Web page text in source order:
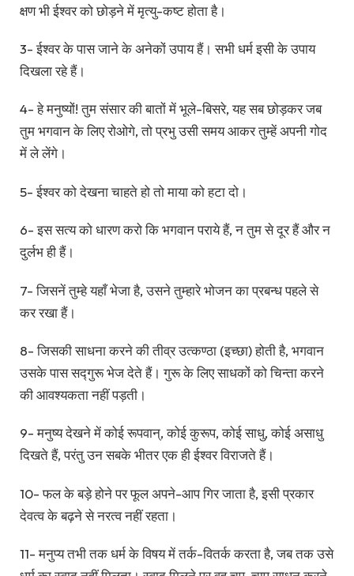
क्षण भी ईश्वर को छोड़ने में मृत्यु-कष्ट होता है।
3- ईश्वर के पास जाने के अनेकों उपाय हैं। सभी धर्म इसी के उपाय
दिखला रहे हैं।
4- हे मनुष्यों! तुम संसार की बातों में भूले-बिसरे, यह सब छोड़कर जब
तुम भगवान के लिए रोओगे, तो प्रभु उसी समय आकर तुम्हें अपनी गोद
में ले लेंगे।
5- ईश्वर को देखना चाहते हो तो माया को हटा दो।
6- इस सत्य को धारण करो कि भगवान पराये हैं, न तुम से दूर हैं और न
दुर्लभ ही हैं।
7- जिसनें तुम्हे यहाँ भेजा है, उसने तुम्हारे भोजन का प्रबन्ध पहले से
कर रखा हैं।
8- जिसकी साधना करने की तीव्र उत्कण्ठा (इच्छा) होती है, भगवान
उसके पास सद्गुरू भेज देते हैं। गुरू के लिए साधकों को चिन्ता करने
की आवश्यकता नहीं पड़ती।
9- मनुष्य देखने में कोई रूपवान्, कोई कुरूप, कोई साधु, कोई असाधु
दिखते हैं, परंतु उन सबके भीतर एक ही ईश्वर विराजते हैं।
10- फल के बड़े होने पर फूल अपने-आप गिर जाता है, इसी प्रकार
देवत्व के बढ़ने से नरत्व नहीं रहता।
11- मनुप्य तभी तक धर्म के विषय में तर्क-वितर्क करता है, जब तक उसे